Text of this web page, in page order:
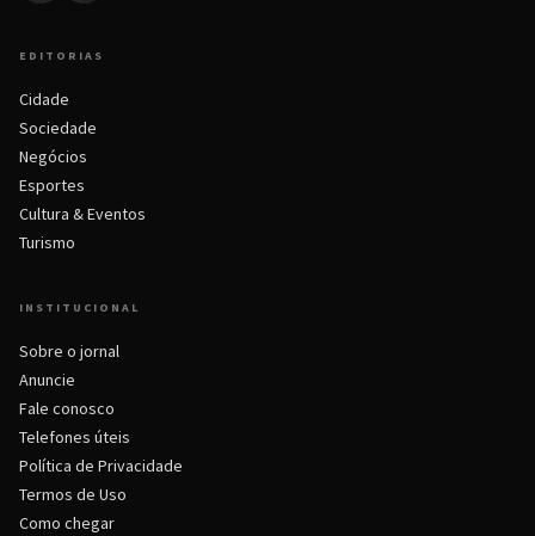
EDITORIAS
Cidade
Sociedade
Negócios
Esportes
Cultura & Eventos
Turismo
INSTITUCIONAL
Sobre o jornal
Anuncie
Fale conosco
Telefones úteis
Política de Privacidade
Termos de Uso
Como chegar